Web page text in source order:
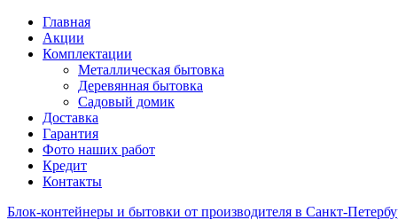
Главная
Акции
Комплектации
Металлическая бытовка
Деревянная бытовка
Садовый домик
Доставка
Гарантия
Фото наших работ
Кредит
Контакты
Блок-контейнеры и бытовки от производителя в Санкт-